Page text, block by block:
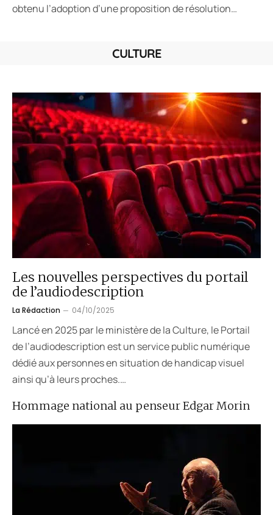
obtenu l’adoption d’une proposition de résolution…
CULTURE
Hommage national au penseur Edgar Morin
Les nouvelles perspectives du portail
de l’audiodescription
La Rédaction 04/10/2025
Lancé en 2025 par le ministère de la Culture, le Portail
de l’audiodescription est un service public numérique
dédié aux personnes en situation de handicap visuel
ainsi qu’à leurs proches.…